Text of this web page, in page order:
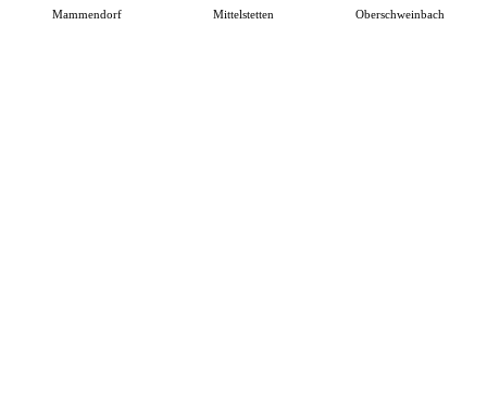
Mammendorf Mittelstetten Oberschweinbach